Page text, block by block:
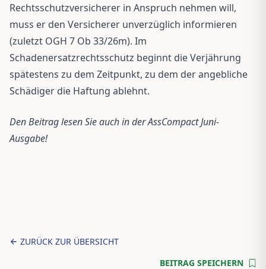
Rechtsschutzversicherer in Anspruch nehmen will,
muss er den Versicherer unverzüglich informieren
(zuletzt OGH 7 Ob 33/26m). Im
Schadenersatzrechtsschutz beginnt die Verjährung
spätestens zu dem Zeitpunkt, zu dem der angebliche
Schädiger die Haftung ablehnt.
Den Beitrag lesen Sie auch in der AssCompact Juni-
Ausgabe!
ZURÜCK ZUR ÜBERSICHT
BEITRAG SPEICHERN